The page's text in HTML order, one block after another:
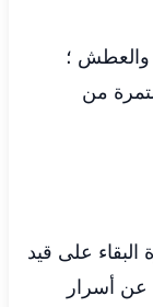
والعطش ؛
من
على قيد
عن أسرار